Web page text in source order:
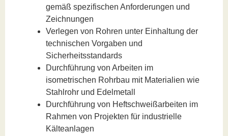
gemäß spezifischen Anforderungen und
Zeichnungen
Verlegen von Rohren unter Einhaltung der
technischen Vorgaben und
Sicherheitsstandards
Durchführung von Arbeiten im
isometrischen Rohrbau mit Materialien wie
Stahlrohr und Edelmetall
Durchführung von Heftschweißarbeiten im
Rahmen von Projekten für industrielle
Kälteanlagen